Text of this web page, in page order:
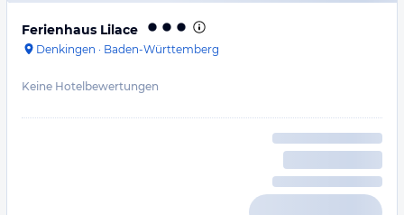
Ferienhaus Lilace
Denkingen · Baden-Württemberg
Keine Hotelbewertungen